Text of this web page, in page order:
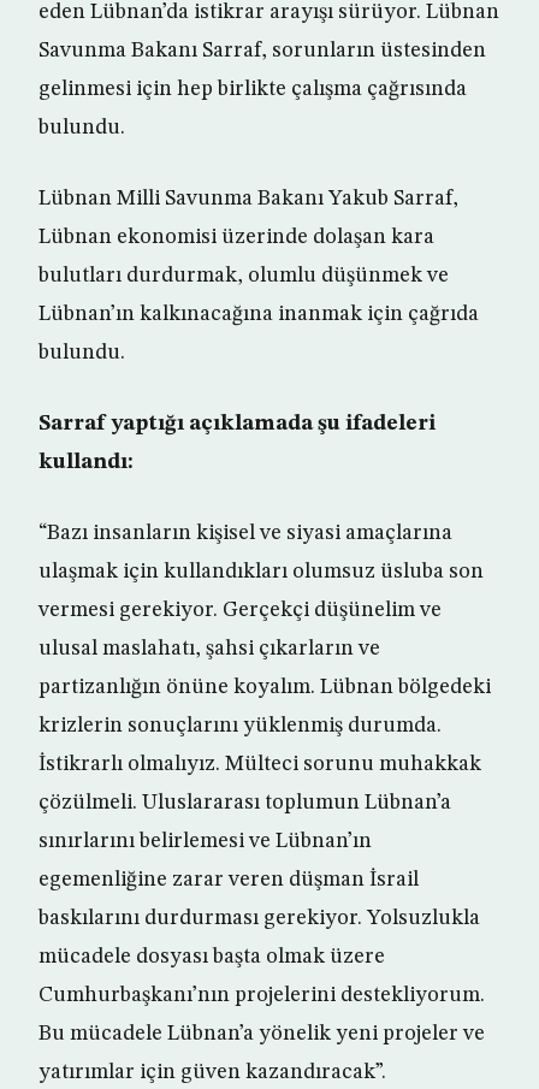
eden Lübnan’da istikrar arayışı sürüyor. Lübnan
Savunma Bakanı Sarraf, sorunların üstesinden
gelinmesi için hep birlikte çalışma çağrısında
bulundu.
Lübnan Milli Savunma Bakanı Yakub Sarraf,
Lübnan ekonomisi üzerinde dolaşan kara
bulutları durdurmak, olumlu düşünmek ve
Lübnan’ın kalkınacağına inanmak için çağrıda
bulundu.
Sarraf yaptığı açıklamada şu ifadeleri
kullandı:
“Bazı insanların kişisel ve siyasi amaçlarına
ulaşmak için kullandıkları olumsuz üsluba son
vermesi gerekiyor. Gerçekçi düşünelim ve
ulusal maslahatı, şahsi çıkarların ve
partizanlığın önüne koyalım. Lübnan bölgedeki
krizlerin sonuçlarını yüklenmiş durumda.
İstikrarlı olmalıyız. Mülteci sorunu muhakkak
çözülmeli. Uluslararası toplumun Lübnan’a
sınırlarını belirlemesi ve Lübnan’ın
egemenliğine zarar veren düşman İsrail
baskılarını durdurması gerekiyor. Yolsuzlukla
mücadele dosyası başta olmak üzere
Cumhurbaşkanı’nın projelerini destekliyorum.
Bu mücadele Lübnan’a yönelik yeni projeler ve
yatırımlar için güven kazandıracak”.